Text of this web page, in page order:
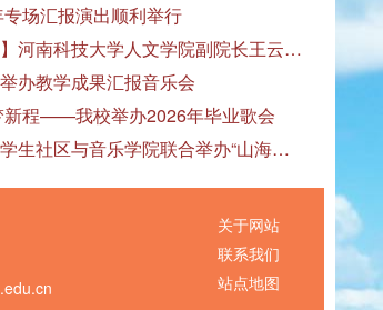
场汇报演出顺利举行
【河洛大讲堂】河南科技大学人文学院副院长王云红教授应邀作专题讲座
办教学成果汇报音乐会
新程——我校举办2026年毕业歌会
鸿都书院二号学生社区与音乐学院联合举办“山海诗恋”合唱思政汇报音乐会
关于网站
联系我们
站点地图